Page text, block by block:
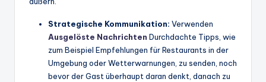
Strategische Kommunikation: Verwenden
Ausgelöste Nachrichten Durchdachte Tipps, wie
zum Beispiel Empfehlungen für Restaurants in der
Umgebung oder Wetterwarnungen, zu senden, noch
bevor der Gast überhaupt daran denkt, danach zu